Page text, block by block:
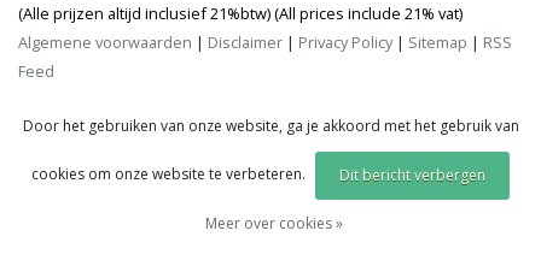
(Alle prijzen altijd inclusief 21%btw) (All prices include 21% vat)
Algemene voorwaarden | Disclaimer | Privacy Policy| Sitemap | RSS
Feed
Door het gebruiken van onze website, ga je akkoord met het gebruik van
cookies om onze website te verbeteren. Dit bericht verbergen
Meer over cookies »